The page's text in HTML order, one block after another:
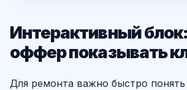
Интерактивный
оффер показывать
Для ремонта важно быстро